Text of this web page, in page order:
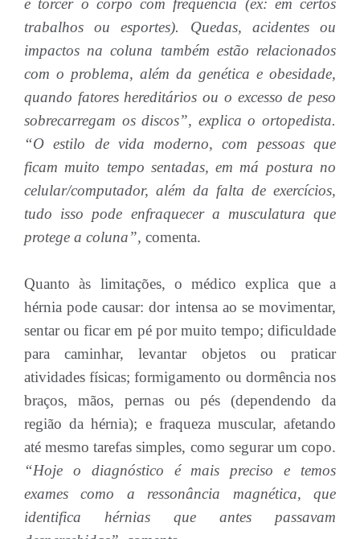
e torcer o corpo com frequência (ex: em certos
trabalhos ou esportes). Quedas, acidentes ou
impactos na coluna também estão relacionados
com o problema, além da genética e obesidade,
quando fatores hereditários ou o excesso de peso
sobrecarregam os discos”, explica o ortopedista.
“O estilo de vida moderno, com pessoas que
ficam muito tempo sentadas, em má postura no
celular/computador, além da falta de exercícios,
tudo isso pode enfraquecer a musculatura que
protege a coluna”, comenta.
Quanto às limitações, o médico explica que a
hérnia pode causar: dor intensa ao se movimentar,
sentar ou ficar em pé por muito tempo; dificuldade
para caminhar, levantar objetos ou praticar
atividades físicas; formigamento ou dormência nos
braços, mãos, pernas ou pés (dependendo da
região da hérnia); e fraqueza muscular, afetando
até mesmo tarefas simples, como segurar um copo.
“Hoje o diagnóstico é mais preciso e temos
exames como a ressonância magnética, que
identifica hérnias que antes passavam